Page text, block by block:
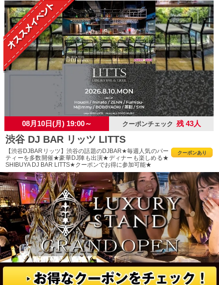
08月10日(月) 19:00～ クーポンチェック 残 43人
渋谷 DJ BAR リッツ LITTS
クーポンあり
【渋谷DJBARリッツ】渋谷の話題のDJBAR★毎週人気のパー
ティーを多数開催★豪華DJ陣も出演★ディナーも楽しめる★
SHIBUYA DJ BAR LITTS★クーポンでお得に参加可能★